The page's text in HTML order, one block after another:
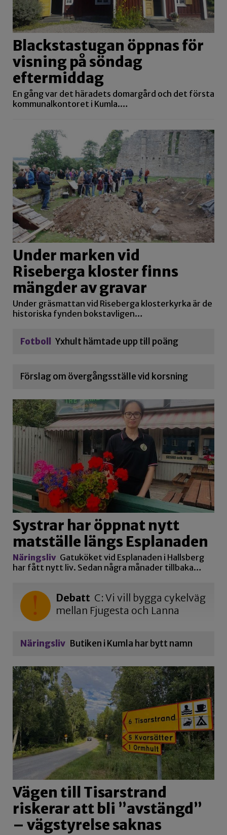
Blackstastugan öppnas för
visning på söndag
eftermiddag
En gång var det häradets domargård och det första
kommunalkontoret i Kumla.…
Under marken vid
Riseberga kloster finns
mängder av gravar
Under gräsmattan vid Riseberga klosterkyrka är de
historiska fynden bokstavligen…
Fotboll Yxhult hämtade upp till poäng
Förslag om övergångsställe vid korsning
Systrar har öppnat nytt
matställe längs Esplanaden
Näringsliv Gatuköket vid Esplanaden i Hallsberg
har fått nytt liv. Sedan några månader tillbaka…
Debatt C: Vi vill bygga cykelväg
mellan Fjugesta och Lanna
Näringsliv Butiken i Kumla har bytt namn
Vägen till Tisarstrand
riskerar att bli ”avstängd”
– vägstyrelse saknas